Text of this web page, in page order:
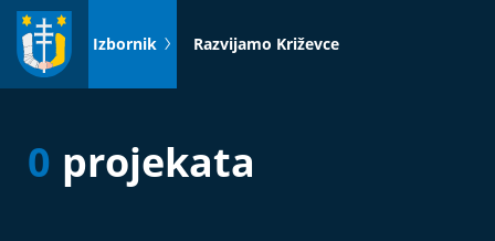
Idi
sadržaj
Izbornik Razvijamo Križevce
0 projekata